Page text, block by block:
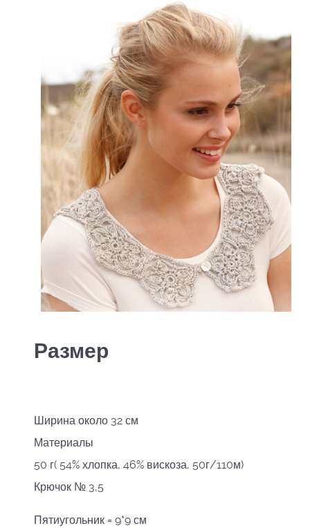
Размер
Ширина около 32 см
Материалы
50 г( 54% хлопка, 46% вискоза, 50г/110м)
Крючок № 3,5
Пятиугольник = 9*9 см